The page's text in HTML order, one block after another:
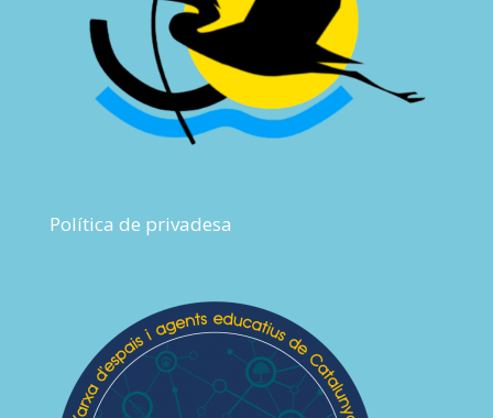
Política de privadesa